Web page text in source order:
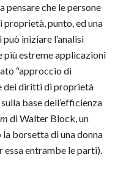
pensare che le persone
punto, ed una
iniziare l’analisi
più estreme applicazioni
“approccio di
dei diritti di proprietà
base dell’efficienza
di Walter Block, un
borsetta di una donna
entrambe le parti).